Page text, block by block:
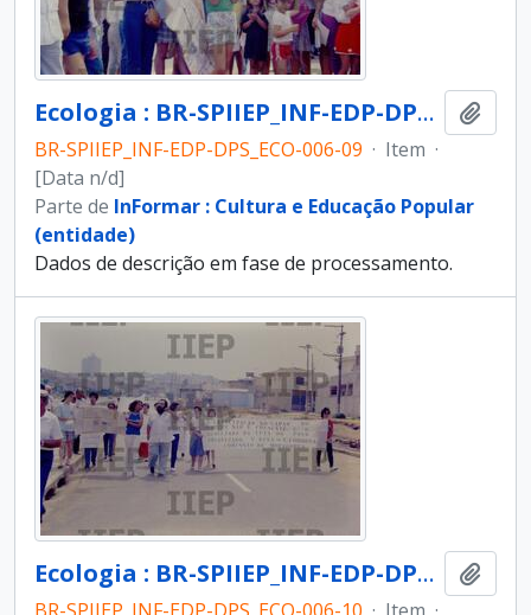
Ecologia : BR-SPIIEP_INF-EDP-DPS_ECO-006-09 [diapositivo]
BR-SPIIEP_INF-EDP-DPS_ECO-006-09 · Item ·
[Data n/d]
Parte de InFormar : Cultura e Educação Popular
(entidade)
Dados de descrição em fase de processamento.
Ecologia : BR-SPIIEP_INF-EDP-DPS_ECO-006-10 [diapositivo]